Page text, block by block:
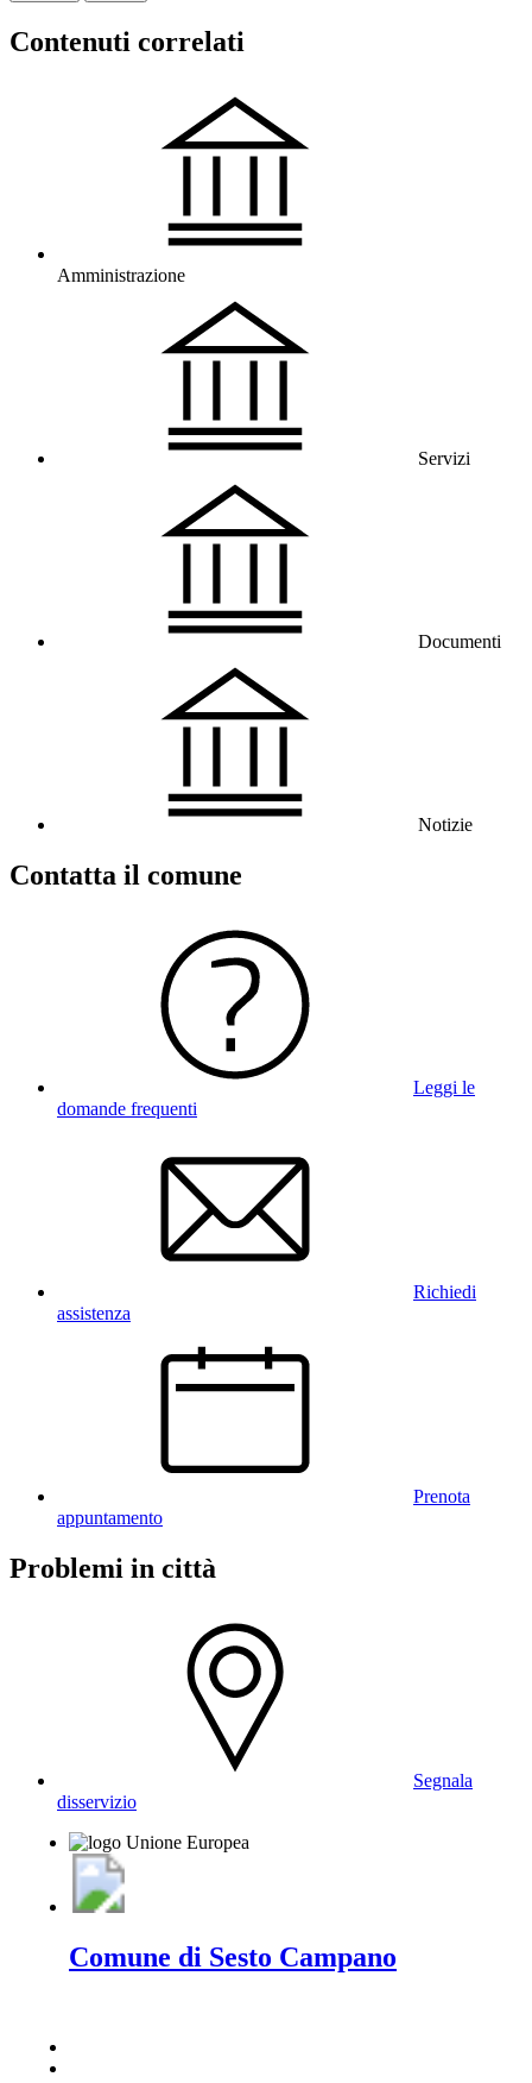
Contenuti correlati
Amministrazione
Servizi
Documenti
Notizie
Contatta il comune
Leggi le
domande frequenti
Richiedi
assistenza
Prenota
appuntamento
Problemi in città
Segnala
disservizio
Comune di Sesto Campano